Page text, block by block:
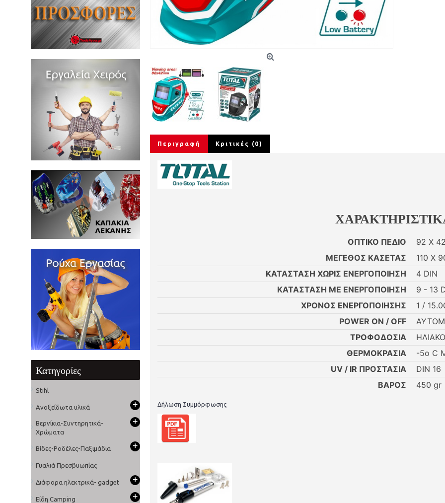
Κατηγορίες
Stihl
Ανοξείδωτα υλικά +
Βερνίκια-Συντηρητικά-
Χρώματα
+
Βίδες-Ροδέλες-Παξιμάδια +
Γυαλιά Πρεσβυωπίας
Διάφορα ηλεκτρικά- gadget +
Είδη Camping +
Περιγραφή Κριτικές (0)
ΟΠΤΙΚΟ ΠΕΔΙΟ
92 Χ
ΜΕΓΕΘΟΣ ΚΑΣΕΤΑΣ
110 Χ
ΚΑΤΑΣΤΑΣΗ ΧΩΡΙΣ ΕΝΕΡΓΟΠΟΙΗΣΗ
4 DIN
ΚΑΤΑΣΤΑΣΗ ΜΕ ΕΝΕΡΓΟΠΟΙΗΣΗ
9 - 13
ΧΡΟΝΟΣ ΕΝΕΡΓΟΠΟΙΗΣΗΣ
1 /
POWER ON / OFF
ΤΡΟΦΟΔΟΣΙΑ
ΘΕΡΜΟΚΡΑΣΙΑ
-5o C
UV / IR ΠΡΟΣΤΑΣΙΑ
DIN 16
ΒΑΡΟΣ
450 gr
Δήλωση Συμμόρφωσης